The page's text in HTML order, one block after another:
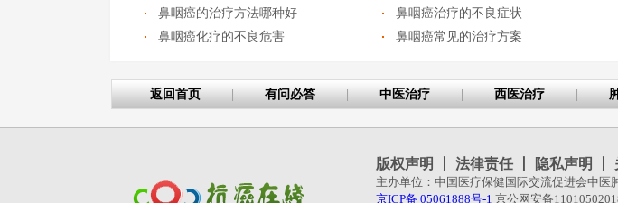
鼻咽癌的治疗方法哪种好
鼻咽癌治疗的不良症状
鼻咽癌化疗的不良危害
鼻咽癌常见的治疗方案
返回首页 有问必答 中医治疗 西医治疗
版权声明 法律责任 隐私声明
主办单位：中国医疗保健国际交流促进会中医
京ICP备 05061888号-1 京公网安备